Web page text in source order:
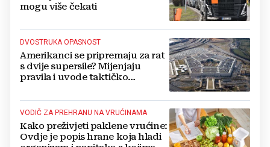
mogu više čekati
DVOSTRUKA OPASNOST
Amerikanci se pripremaju za rat
s dvije supersile? Mijenjaju
pravila i uvode taktičko
VODIČ ZA PREHRANU NA VRUĆINAMA
Kako preživjeti paklene vrućine:
Ovdje je popis hrane koja hladi